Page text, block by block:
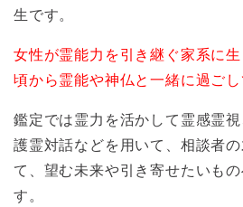
生です。
女性が霊能力を引き継ぐ家系に
頃から霊能や神仏と一緒に過ごし
鑑定では霊力を活かして霊感霊
護霊対話などを用いて、相談者
て、望む未来や引き寄せたいも
す。